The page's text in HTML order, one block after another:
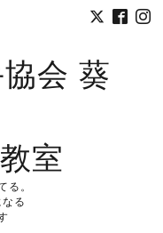
会 葵
室
る。
る